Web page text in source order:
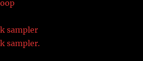
sampler
sampler.